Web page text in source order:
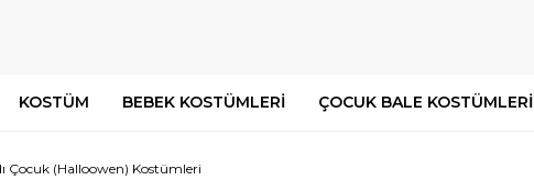
KOSTÜM BEBEK KOSTÜMLERİ ÇOCUK BALE KOSTÜMLERİ
Çocuk (Halloowen) Kostümleri